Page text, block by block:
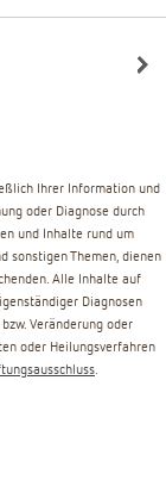
Ihrer Information und
oder Diagnose durch
und Inhalte rund um
sonstigen Themen, dienen
Alle Inhalte auf
Diagnosen
Veränderung oder
oder Heilungsverfahren
.